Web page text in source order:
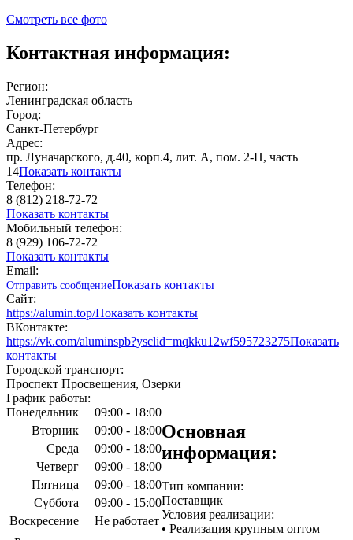
Смотреть все фото
Контактная информация:
Регион:
Ленинградская область
Город:
Санкт-Петербург
Адрес:
пр. Луначарского, д.40, корп.4, лит. А, пом. 2-Н, часть
14Показать контакты
Телефон:
8 (812) 218-72-72
Показать контакты
Мобильный телефон:
8 (929) 106-72-72
Показать контакты
Email:
Отправить сообщениеПоказать контакты
Сайт:
https://alumin.top/Показать контакты
ВКонтакте:
https://vk.com/aluminspb?ysclid=mqkku12wf595723275Показать
контакты
Городской транспорт:
Проспект Просвещения, Озерки
График работы:
Понедельник
09:00 - 18:00
Вторник
09:00 - 18:00
Среда
09:00 - 18:00
Четверг
09:00 - 18:00
Пятница
09:00 - 18:00
Суббота
09:00 - 15:00
Воскресение
Не работает
Основная
информация:
Тип компании:
Поставщик
Условия реализации:
• Реализация крупным оптом